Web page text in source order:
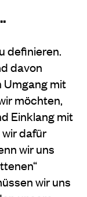
definieren.
davon
Umgang mit
möchten,
Einklang mit
dafür
wir uns
wir uns